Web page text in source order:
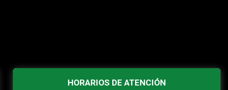
HORARIOS DE ATENCIÓN